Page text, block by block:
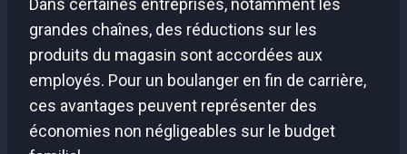
grandes chaînes, des réductions sur les
produits du magasin sont accordées aux
employés. Pour un boulanger en fin de carrière,
ces avantages peuvent représenter des
économies non négligeables sur le budget